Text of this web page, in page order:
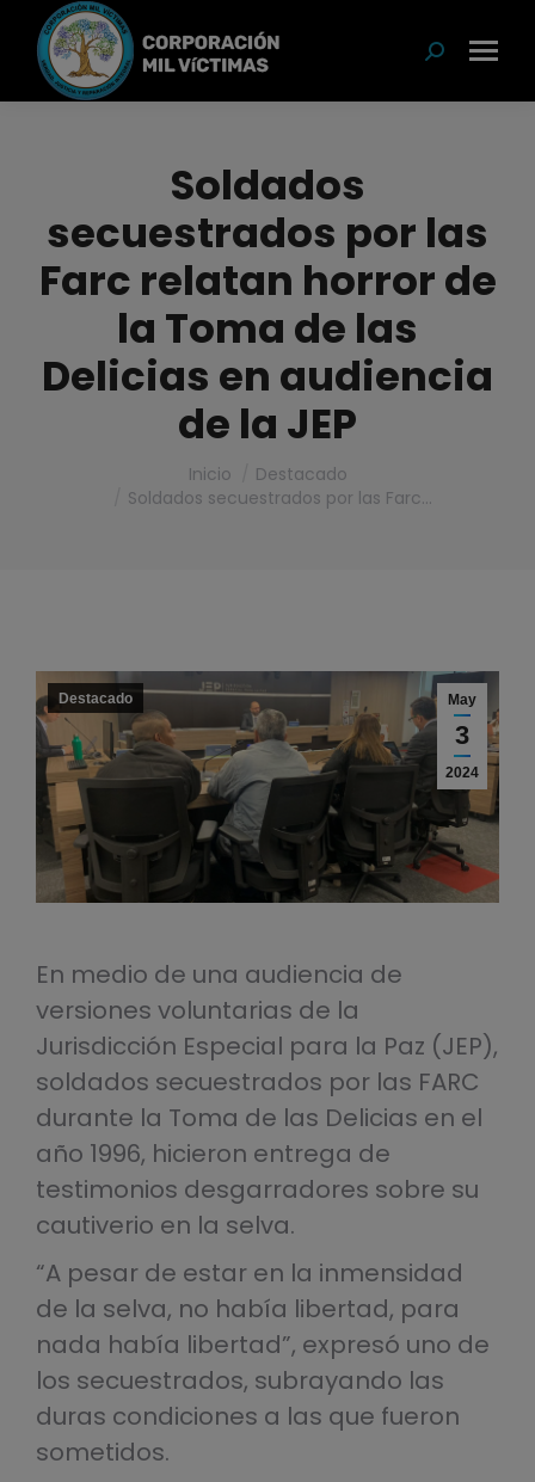
Buscar:
Soldados
secuestrados por las
Farc relatan horror de
la Toma de las
Delicias en audiencia
de la JEP
Inicio
Destacado
Soldados secuestrados por las Farc…
May
3
2024
Destacado
En medio de una audiencia de
versiones voluntarias de la
Jurisdicción Especial para la Paz (JEP),
soldados secuestrados por las FARC
durante la Toma de las Delicias en el
año 1996, hicieron entrega de
testimonios desgarradores sobre su
cautiverio en la selva.
“A pesar de estar en la inmensidad
de la selva, no había libertad, para
nada había libertad”, expresó uno de
los secuestrados, subrayando las
duras condiciones a las que fueron
sometidos.